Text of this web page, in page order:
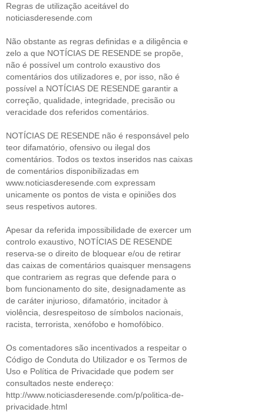
Regras de utilização aceitável do
noticiasderesende.com
Não obstante as regras definidas e a diligência e
zelo a que NOTÍCIAS DE RESENDE se propõe,
não é possível um controlo exaustivo dos
comentários dos utilizadores e, por isso, não é
possível a NOTÍCIAS DE RESENDE garantir a
correção, qualidade, integridade, precisão ou
veracidade dos referidos comentários.
NOTÍCIAS DE RESENDE não é responsável pelo
teor difamatório, ofensivo ou ilegal dos
comentários. Todos os textos inseridos nas caixas
de comentários disponibilizadas em
www.noticiasderesende.com expressam
unicamente os pontos de vista e opiniões dos
seus respetivos autores.
Apesar da referida impossibilidade de exercer um
controlo exaustivo, NOTÍCIAS DE RESENDE
reserva-se o direito de bloquear e/ou de retirar
das caixas de comentários quaisquer mensagens
que contrariem as regras que defende para o
bom funcionamento do site, designadamente as
de caráter injurioso, difamatório, incitador à
violência, desrespeitoso de símbolos nacionais,
racista, terrorista, xenófobo e homofóbico.
Os comentadores são incentivados a respeitar o
Código de Conduta do Utilizador e os Termos de
Uso e Política de Privacidade que podem ser
consultados neste endereço:
http://www.noticiasderesende.com/p/politica-de-
privacidade.html